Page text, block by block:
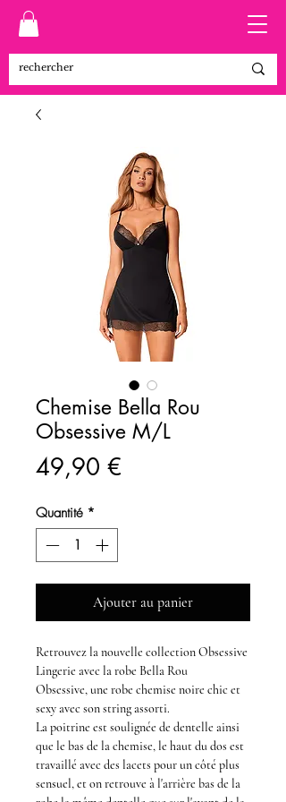
Chemise Bella Rou
Obsessive M/L
49,90 €
Quantité *
Ajouter au panier
Retrouvez la nouvelle collection Obsessive
Lingerie avec larobe Bella Rou
Obsessive,une robe chemise noire chic et
sexyavec son string assorti.
La poitrine est soulignée de dentelle ainsi
que le bas de la chemise, le haut du dos est
travaillé avec des lacets pour un côté plus
sensuel, et on retrouve à l'arrière bas de la